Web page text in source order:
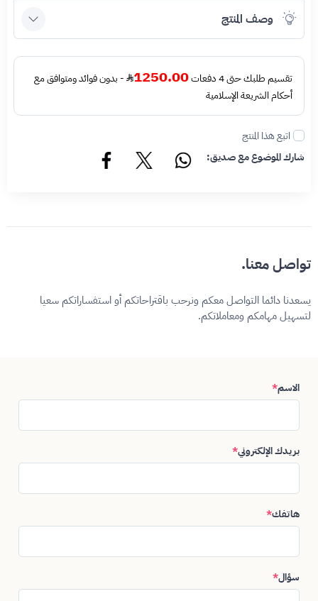
وصف المنتج
تقسيم طلبك حتى 4 دفعات 1250.00
- بدون فوائد ومتوافق مع
أحكام الشريعة الإسلامية
اتبع هذا المنتج
شارك الموضوع مع صديق:
تواصل معنا.
يسعدنا دائما التواصل معكم ونرحب باقتراحاتكم أو استفساراتكم سعيا
لتسهيل مهامكم ومعاملاتكم.
الاسم*
بريدك الإلكتروني*
هاتفك*
سؤال*